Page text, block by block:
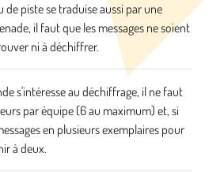
de piste se traduise aussi par une
il faut que les messages ne soient
ni à déchiffrer.
s'intéresse au déchiffrage, il ne faut
par équipe (6 au maximum) et, si
en plusieurs exemplaires pour
à deux.